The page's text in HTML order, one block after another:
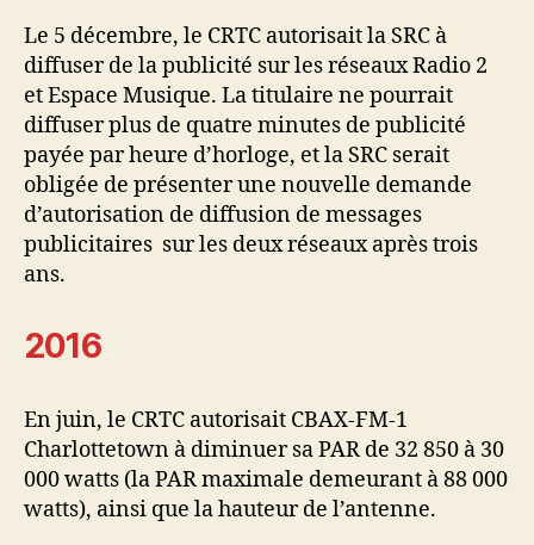
Le 5 décembre, le CRTC autorisait la SRC à
diffuser de la publicité sur les réseaux Radio 2
et Espace Musique. La titulaire ne pourrait
diffuser plus de quatre minutes de publicité
payée par heure d’horloge, et la SRC serait
obligée de présenter une nouvelle demande
d’autorisation de diffusion de messages
publicitaires sur les deux réseaux après trois
ans.
2016
En juin, le CRTC autorisait CBAX-FM-1
Charlottetown à diminuer sa PAR de 32 850 à 30
000 watts (la PAR maximale demeurant à 88 000
watts), ainsi que la hauteur de l’antenne.